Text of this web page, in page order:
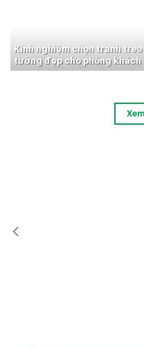
Kinh nghiệm chọn tranh treo
tường đẹp cho phòng khách